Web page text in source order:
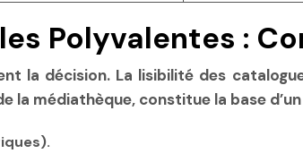
Polyvalentes :
décision. La lisibilité des
la médiathèque, constitue la base